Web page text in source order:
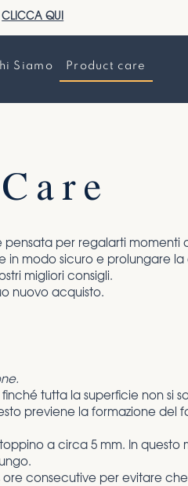
CLICCA QUI
Siamo Product care
per regalarti momenti
in modo sicuro e prolungare la
migliori consigli.
nuovo acquisto.
tutta la superficie non si
previene la formazione del
a circa 5 mm. In questo
consecutive per evitare